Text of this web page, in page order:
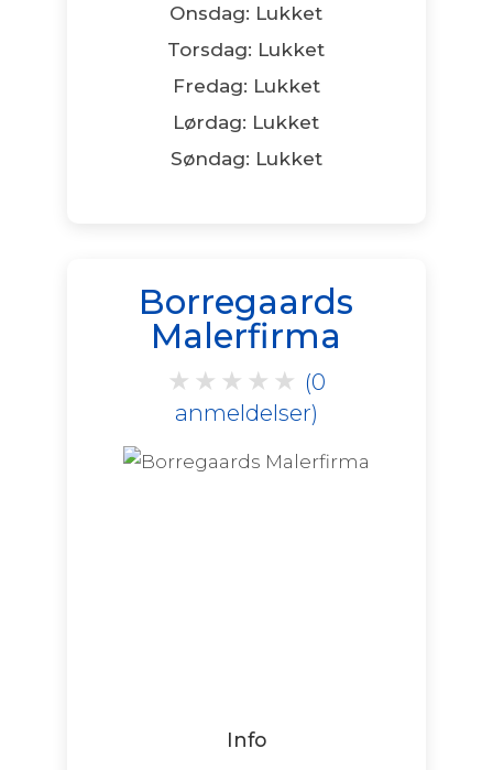
Onsdag: Lukket
Torsdag: Lukket
Fredag: Lukket
Lørdag: Lukket
Søndag: Lukket
Borregaards
Malerfirma
★ ★ ★ ★ ★ (0
anmeldelser)
Info